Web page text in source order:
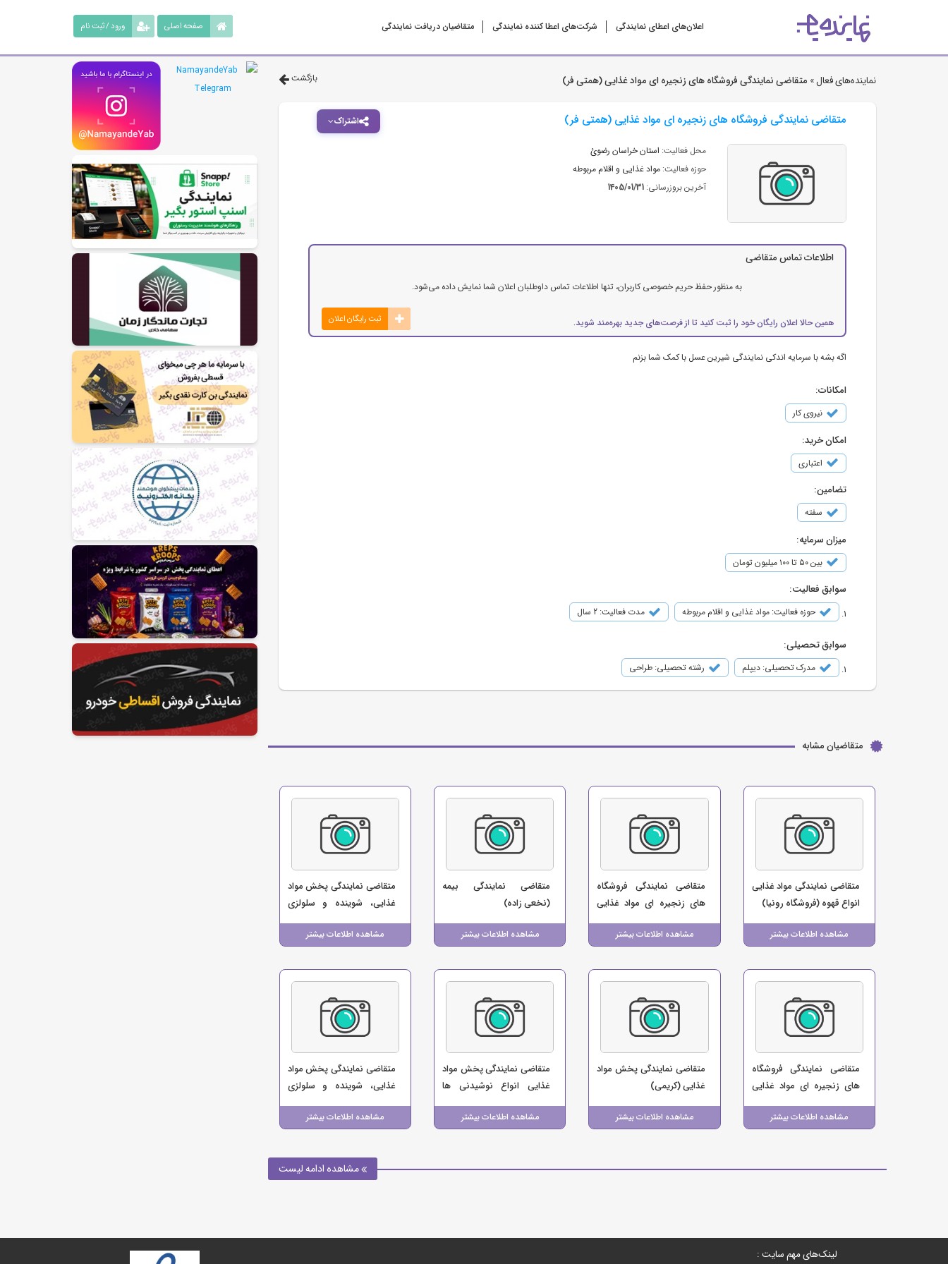
اعلان‌های اعطای نمایندگی شرکت‌‌های اعطا کننده نمایندگی متقاضیان دریافت نمایندگی ورود / ثبت نام صفحه اصلی
نماینده‌های فعال » متقاضی نمایندگی فروشگاه های زنجیره ای مواد غذایی (همتی فر) بازگشت
اشتراک متقاضی نمایندگی فروشگاه های زنجیره ای مواد غذایی (همتی فر)
محل فعالیت: استان خراسان رضوئ
حوزه فعالیت: مواد غذایی و اقلام مربوطه
آخرین بروزرسانی: 1405/01/31
اطلاعات تماس متقاضی
به منظور حفظ حریم خصوصی کاربران، تنها اطلاعات تماس داوطلبان اعلان شما نمایش داده می‌شود.
همین حالا اعلان رایگان خود را ثبت کنید تا از فرصت‌های جدید بهره‌مند شوید. ثبت رایگان اعلان
اگه بشه با سرمایه اندکی نمایندگی شیرین عسل با کمک شما بزنم
امکانات:
نیروی کار
امکان خرید:
اعتباری
تضامین:
سفته
میزان سرمایه:
بین ۵۰ تا ۱۰۰ میلیون تومان
سوابق فعالیت:
حوزه فعالیت: مواد غذایی و اقلام مربوطه مدت فعالیت: 2 سال
سوابق تحصیلی:
مدرک تحصیلی: دیپلم رشته تحصیلی: طراحی
متقاضیان مشابه
مشاهده اطلاعات بیشتر
متقاضی نمایندگی مواد غذایی
انواع قهوه (فروشگاه رونیا)
مشاهده اطلاعات بیشتر
متقاضی نمایندگی فروشگاه
های زنجیره ای مواد غذایی
(فروشگاه ایلام مارکت)
مشاهده اطلاعات بیشتر
متقاضی نمایندگی بیمه
(نخعی زاده)
مشاهده اطلاعات بیشتر
متقاضی نمایندگی پخش مواد
غذایی، شوینده و سلولزی
(صالحی)
مشاهده اطلاعات بیشتر
متقاضی نمایندگی فروشگاه
های زنجیره ای مواد غذایی
(بابایی)
مشاهده اطلاعات بیشتر
متقاضی نمایندگی پخش مواد
غذایی (کریمی)
مشاهده اطلاعات بیشتر
متقاضی نمایندگی پخش مواد
غذایی انواع نوشیدنی ها
(نصرتی)
مشاهده اطلاعات بیشتر
متقاضی نمایندگی پخش مواد
غذایی، شوینده و سلولزی
(شرکت پخش مهدا تجارت
رسامهر)
مشاهده ادامه لیست
لینک‌های مهم سایت :